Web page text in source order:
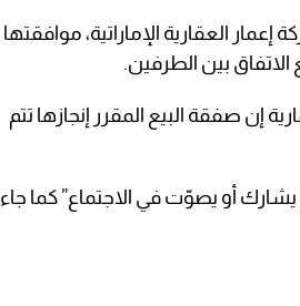
العقارية الإماراتية، موافقتها
بين الطرفين.
إن صفقة البيع المقرر إنجازها تتم
أو يصوّت في الاجتماع” كما جاء